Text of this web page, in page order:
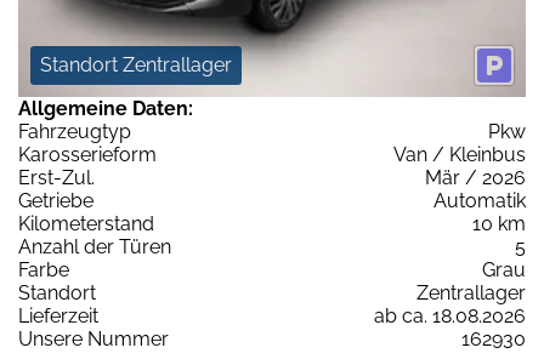
Standort Zentrallager
Allgemeine Daten:
Fahrzeugtyp
Pkw
Karosserieform
Van / Kleinbus
Erst-Zul.
Mär / 2026
Getriebe
Automatik
Kilometerstand
10 km
Anzahl der Türen
5
Farbe
Grau
Standort
Zentrallager
Lieferzeit
ab ca. 18.08.2026
Unsere Nummer
162930